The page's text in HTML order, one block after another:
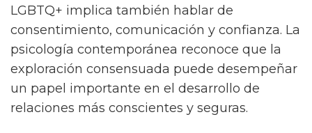
LGBTQ+ implica también hablar de
consentimiento, comunicación y confianza. La
psicología contemporánea reconoce que la
exploración consensuada puede desempeñar
un papel importante en el desarrollo de
relaciones más conscientes y seguras.